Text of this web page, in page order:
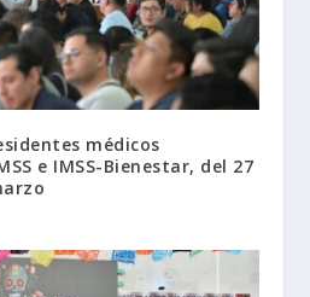
médicos
e IMSS-Bienestar, del 27